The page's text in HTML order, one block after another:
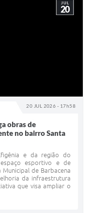
20 JUL 2026 - 17h58
JUL
20
obras de
no bairro Santa
e da região do
esportivo e de
de Barbacena
da infraestrutura
que visa ampliar o